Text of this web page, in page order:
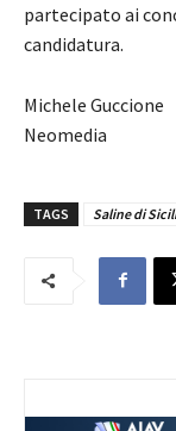
partecipato ai
candidatura.
Michele Guccione
Neomedia
TAGS Saline di